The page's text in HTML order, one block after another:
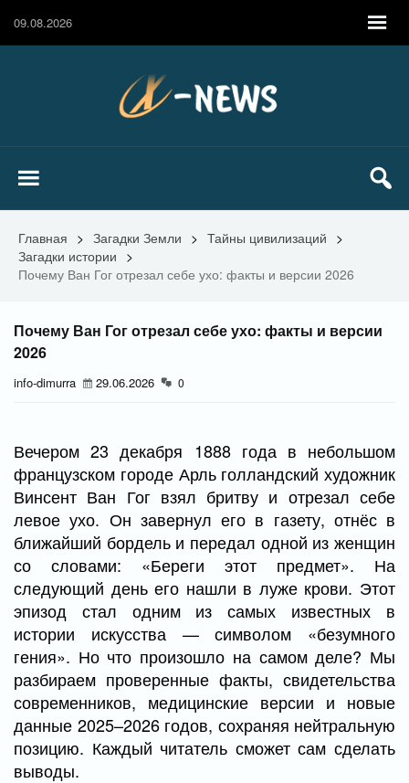
09.08.2026
Главная > Загадки Земли > Тайны цивилизаций >
Загадки истории >
Почему Ван Гог отрезал себе ухо: факты и версии 2026
Почему Ван Гог отрезал себе ухо: факты и версии
2026
info-dimurra 29.06.2026 0
Вечером 23 декабря 1888 года в небольшом
французском городе Арль голландский художник
Винсент Ван Гог взял бритву и отрезал себе
левое ухо. Он завернул его в газету, отнёс в
ближайший бордель и передал одной из женщин
со словами: «Береги этот предмет». На
следующий день его нашли в луже крови. Этот
эпизод стал одним из самых известных в
истории искусства — символом «безумного
гения». Но что произошло на самом деле? Мы
разбираем проверенные факты, свидетельства
современников, медицинские версии и новые
данные 2025–2026 годов, сохраняя нейтральную
позицию. Каждый читатель сможет сам сделать
выводы.